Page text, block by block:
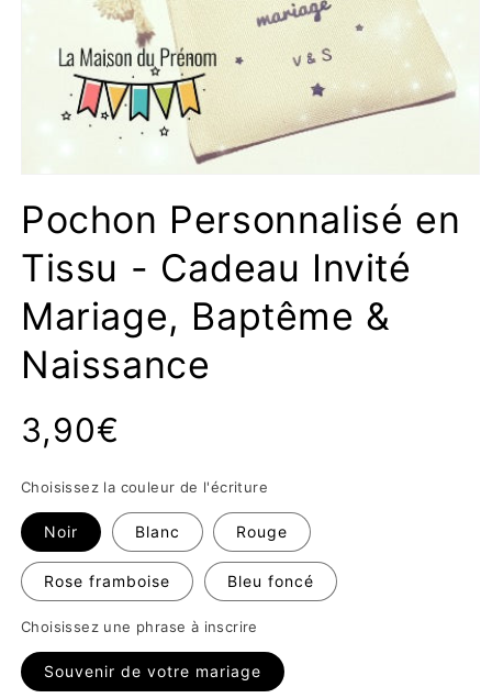
média
1
fenêtre
Pochon Personnalisé en
Tissu - Cadeau Invité
Mariage, Baptême &
Naissance
Prix
habituel
3,90€
Choisissez la couleur de l'écriture
Noir Blanc Rouge
Rose framboise Bleu foncé
Choisissez une phrase à inscrire
Souvenir de votre mariage